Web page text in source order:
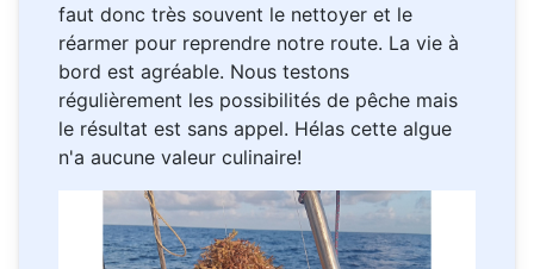
faut donc très souvent le nettoyer et le
réarmer pour reprendre notre route. La vie à
bord est agréable. Nous testons
régulièrement les possibilités de pêche mais
le résultat est sans appel. Hélas cette algue
n'a aucune valeur culinaire!